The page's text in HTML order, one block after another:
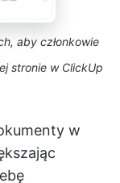
aby członkowie
stronie w ClickUp
w